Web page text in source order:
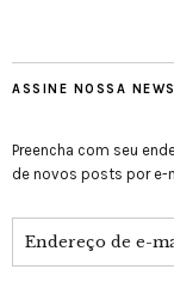
ASSINE NOSSA
Preencha com seu
de novos posts por e-